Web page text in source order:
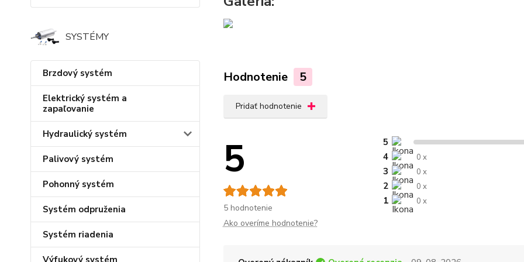
SYSTÉMY
Brzdový systém
Elektrický systém a
zapaľovanie
Hydraulický systém
Palivový systém
Pohonný systém
Systém odpruženia
Systém riadenia
Hodnotenie 5
Pridať hodnotenie
5
5 hodnotenie
5
4
0 x
3 0 x
2 0 x
1 0 x
Ako overíme hodnotenie?